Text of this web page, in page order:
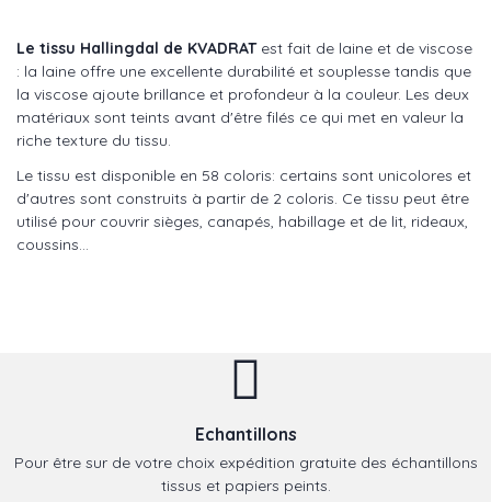
Le tissu Hallingdal de KVADRATest fait de laine et de viscose
: la laine offre une excellente durabilité et souplesse tandis que
la viscose ajoute brillance et profondeur à la couleur. Les deux
matériaux sont teints avant d'être filés ce qui met en valeur la
riche texture du tissu.
Le tissu est disponible en 58 coloris: certains sont unicolores et
d'autres sont construits à partir de 2 coloris. Ce tissu peut être
utilisé pour couvrir sièges, canapés, habillage et de lit, rideaux,
coussins...
Echantillons
Pour être sur de votre choix expédition gratuite des échantillons
tissus et papiers peints.